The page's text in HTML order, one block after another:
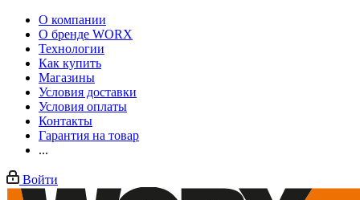
О компании
О бренде WORX
Технологии
Как купить
Магазины
Условия доставки
Условия оплаты
Контакты
Гарантия на товар
...
Войти